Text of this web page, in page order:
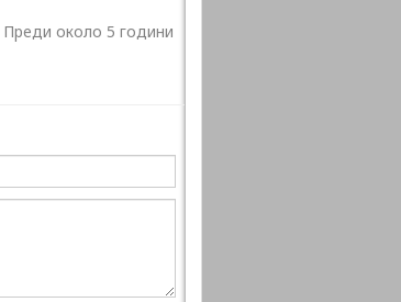
Преди около 5 години